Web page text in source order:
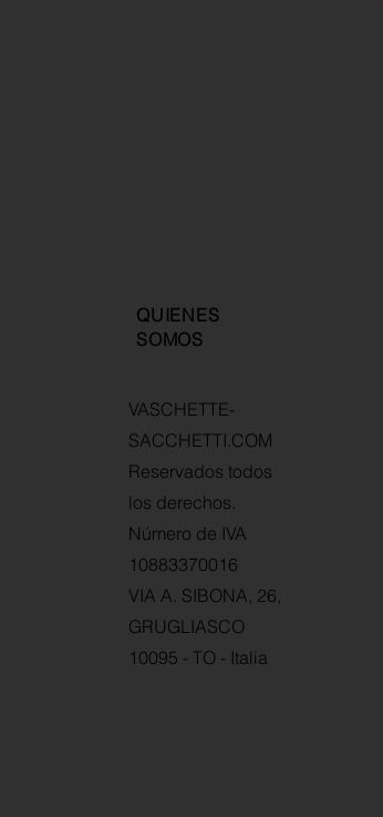
QUIENES
SOMOS
VASCHETTE-
SACCHETTI.COM
Reservados todos
los derechos.
Número de IVA
10883370016
VIA A. SIBONA, 26,
GRUGLIASCO
10095 - TO - Italia